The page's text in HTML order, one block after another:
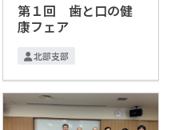
第１回 歯と口の健
康フェア
北部支部